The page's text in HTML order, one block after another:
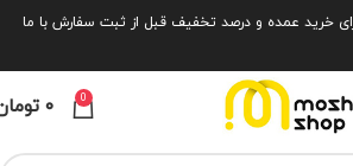
خرید عمده و درصد تخفیف قبل از ثبت سفارش با ما
0 ۰